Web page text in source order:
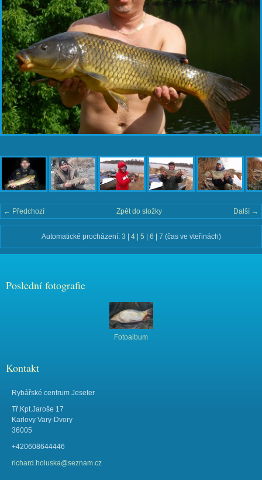
← Předchozí Další →
Zpět do složky
Automatické procházení: 3 | 4| 5 | 6 | 7 (čas ve vteřinách)
Poslední fotografie
Fotoalbum
Kontakt
Rybářské centrum Jeseter
Tř.Kpt.Jaroše 17
Karlovy Vary-Dvory
36005
+420608644446
richard.holuska@seznam.cz